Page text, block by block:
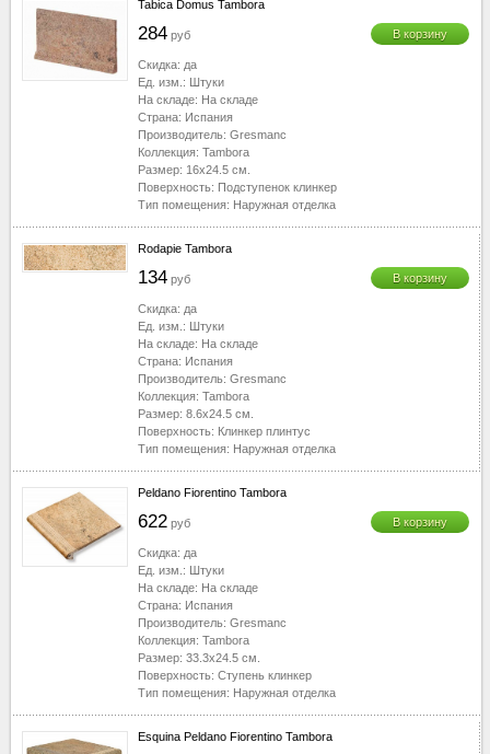
Tabica Domus Tambora
284 руб В корзину
Скидка: да
Ед. изм.: Штуки
На складе: На складе
Страна: Испания
Производитель: Gresmanc
Коллекция: Tambora
Размер: 16x24.5 см.
Поверхность: Подступенок клинкер
Тип помещения: Наружная отделка
Rodapie Tambora
134 руб В корзину
Скидка: да
Ед. изм.: Штуки
На складе: На складе
Страна: Испания
Производитель: Gresmanc
Коллекция: Tambora
Размер: 8.6x24.5 см.
Поверхность: Клинкер плинтус
Тип помещения: Наружная отделка
Peldano Fiorentino Tambora
622 руб В корзину
Скидка: да
Ед. изм.: Штуки
На складе: На складе
Страна: Испания
Производитель: Gresmanc
Коллекция: Tambora
Размер: 33.3x24.5 см.
Поверхность: Ступень клинкер
Тип помещения: Наружная отделка
Esquina Peldano Fiorentino Tambora